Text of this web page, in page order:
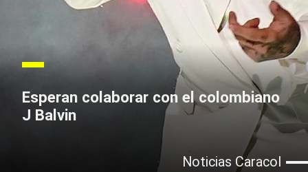
Esperan colaborar con el colombiano
J Balvin
Noticias Caracol